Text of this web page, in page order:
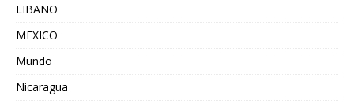
LIBANO
MEXICO
Mundo
Nicaragua